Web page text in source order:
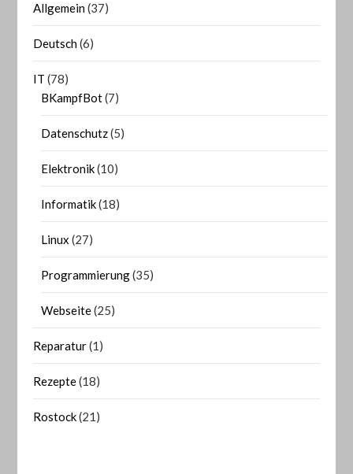
Allgemein(37)
Deutsch(6)
IT (78)
BKampfBot(7)
Datenschutz(5)
Elektronik(10)
Informatik(18)
Linux (27)
Programmierung(35)
Webseite(25)
Reparatur(1)
Rezepte(18)
Rostock(21)